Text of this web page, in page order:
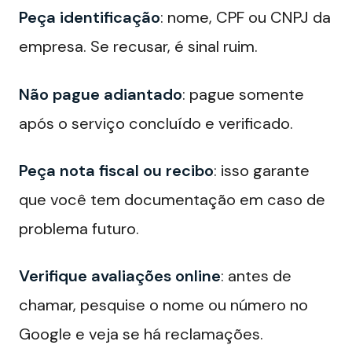
Peça identificação: nome, CPF ou CNPJ da
empresa. Se recusar, é sinal ruim.
Não pague adiantado: pague somente
após o serviço concluído e verificado.
Peça nota fiscal ou recibo: isso garante
que você tem documentação em caso de
problema futuro.
Verifique avaliações online: antes de
chamar, pesquise o nome ou número no
Google e veja se há reclamações.